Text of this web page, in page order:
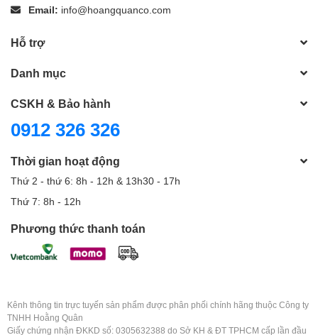
Email: info@hoangquanco.com
Hỗ trợ
Danh mục
CSKH & Bảo hành
0912 326 326
Thời gian hoạt động
Thứ 2 - thứ 6: 8h - 12h & 13h30 - 17h
Thứ 7: 8h - 12h
Phương thức thanh toán
Kênh thông tin trực tuyến sản phẩm được phân phối chính hãng thuộc Công ty
TNHH Hoằng Quân
Giấy chứng nhận ĐKKD số: 0305632388 do Sở KH & ĐT TPHCM cấp lần đầu